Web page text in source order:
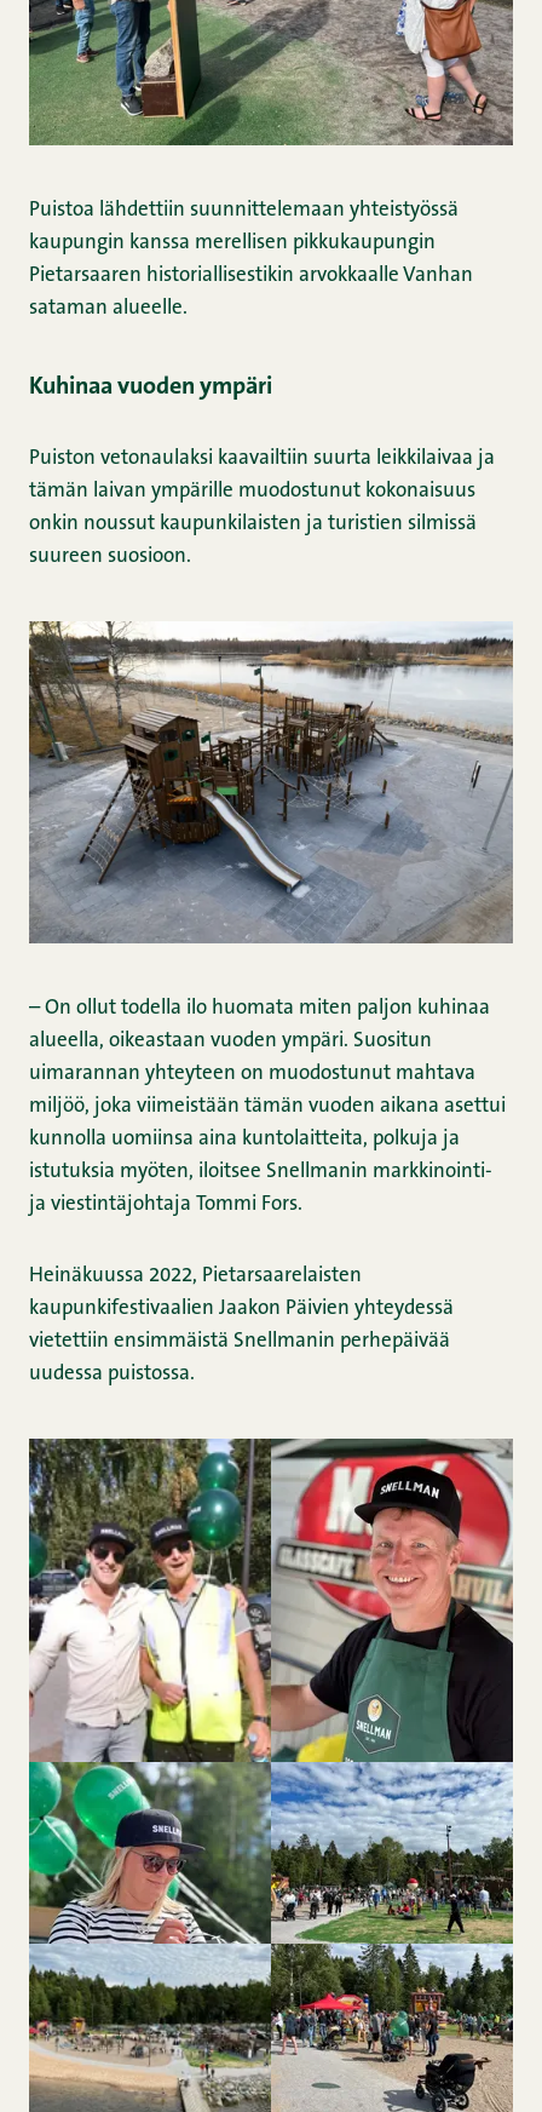
Puistoa lähdettiin suunnittelemaan yhteistyössä
kaupungin kanssa merellisen pikkukaupungin
Pietarsaaren historiallisestikin arvokkaalle Vanhan
sataman alueelle.
Kuhinaa vuoden ympäri
Puiston vetonaulaksi kaavailtiin suurta leikkilaivaa ja
tämän laivan ympärille muodostunut kokonaisuus
onkin noussut kaupunkilaisten ja turistien silmissä
suureen suosioon.
– On ollut todella ilo huomata miten paljon kuhinaa
alueella, oikeastaan vuoden ympäri. Suositun
uimarannan yhteyteen on muodostunut mahtava
miljöö, joka viimeistään tämän vuoden aikana asettui
kunnolla uomiinsa aina kuntolaitteita, polkuja ja
istutuksia myöten, iloitsee Snellmanin markkinointi-
ja viestintäjohtaja Tommi Fors.
Heinäkuussa 2022, Pietarsaarelaisten
kaupunkifestivaalien Jaakon Päivien yhteydessä
vietettiin ensimmäistä Snellmanin perhepäivää
uudessa puistossa.